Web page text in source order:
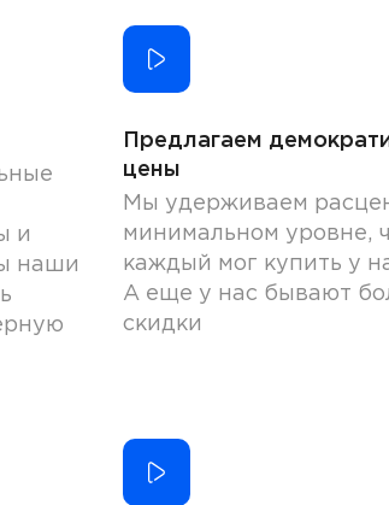
и
наши
Предлагаем
цены
Мы удерживаем
минимальном уровне,
каждый мог купить у
А еще у нас бывают
скидки